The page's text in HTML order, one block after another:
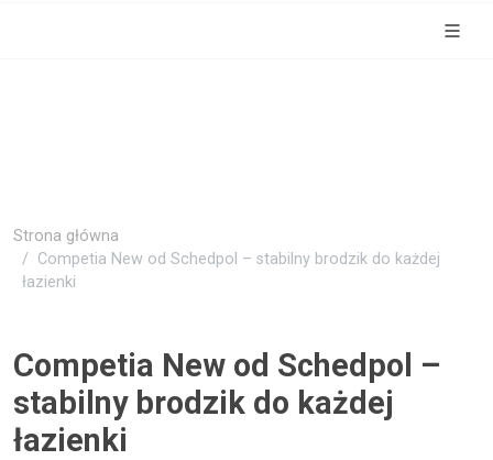
Strona główna
Competia New od Schedpol – stabilny brodzik do każdej
łazienki
Competia New od Schedpol –
stabilny brodzik do każdej
łazienki